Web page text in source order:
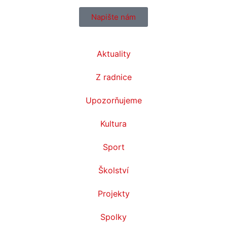
Napište nám
Aktuality
Z radnice
Upozorňujeme
Kultura
Sport
Školství
Projekty
Spolky